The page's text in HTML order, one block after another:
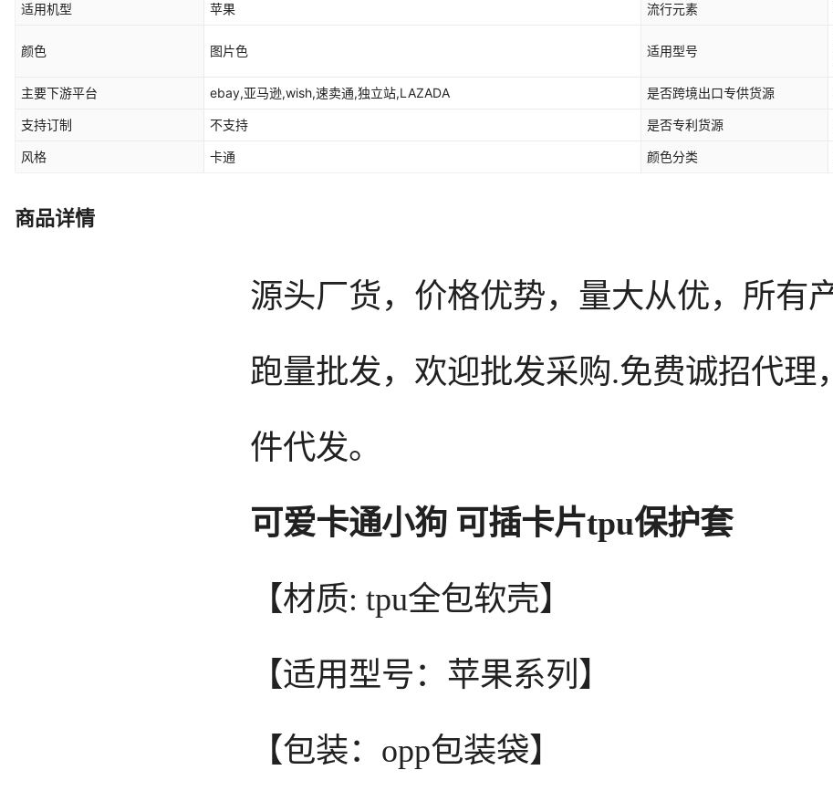
适用机型 苹果 流行元素
颜色 图片色 适用型号
主要下游平台 ebay,亚马逊,wish,速卖通,独立站,LAZADA 是否跨境出口专供货源
支持订制 不支持 是否专利货源
风格 卡通 颜色分类
商品详情